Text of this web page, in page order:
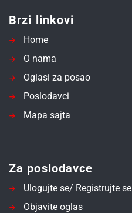
Brzi linkovi
Home
O nama
Oglasi za posao
Poslodavci
Mapa sajta
Za poslodavce
Ulogujte se/ Registrujte se
Objavite oglas